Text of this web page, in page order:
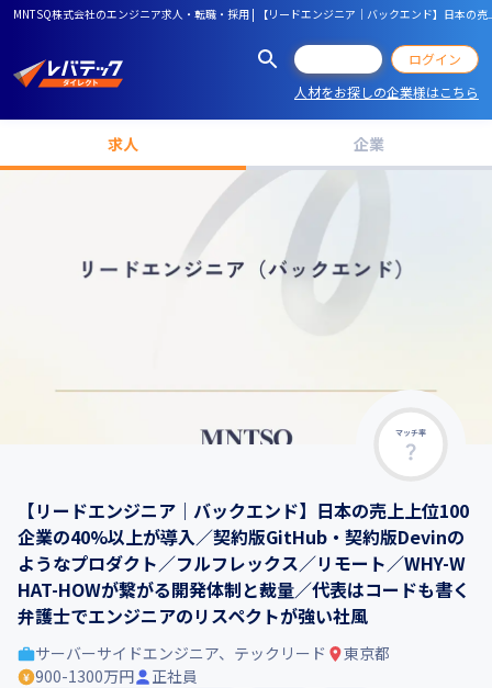
MNTSQ株式会社のエンジニア求人・転職・採用 | 【リードエンジニア｜バックエンド】日本の
ログイン
人材をお探しの企業様はこちら
求人 企業
マッチ率
【リードエンジニア｜バックエンド】日本の売上上位100
企業の40%以上が導入／契約版GitHub・契約版Devinの
ようなプロダクト／フルフレックス／リモート／WHY-W
HAT-HOWが繋がる開発体制と裁量／代表はコードも書く
弁護士でエンジニアのリスペクトが強い社風
サーバーサイドエンジニア、テックリード
東京都
900-1300万円
正社員